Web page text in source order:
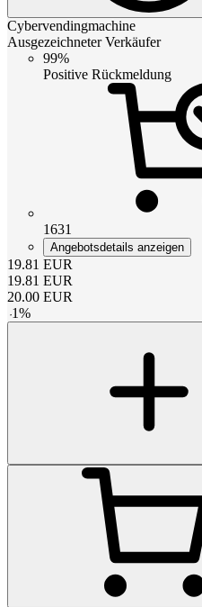
Cybervendingmachine
Ausgezeichneter Verkäufer
99%
Positive Rückmeldung
1631
Angebotsdetails anzeigen
19.81 EUR
19.81 EUR
20.00 EUR
-1%